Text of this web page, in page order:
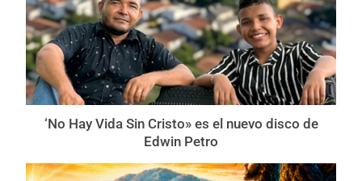
‘No Hay Vida Sin Cristo» es el nuevo disco de
Edwin Petro